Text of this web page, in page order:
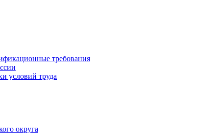
требования
условий труда
округа